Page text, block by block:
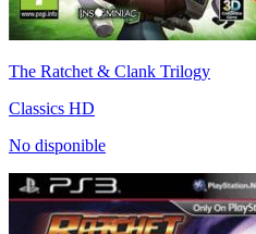
The Ratchet & Clank Trilogy
Classics HD
No disponible